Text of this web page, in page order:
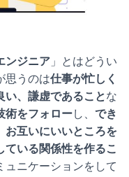
ンジニア 」とはどうい
思うのは仕事が忙しく
い、謙虚であることな
術をフォローし、 でき
お互いにいいところを
ている関係性を作るこ
ュニケーションをして